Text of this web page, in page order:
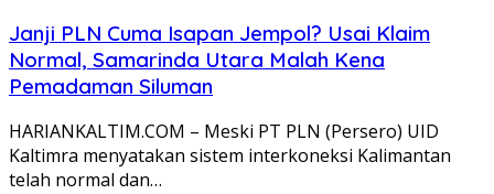
Janji PLN Cuma Isapan Jempol? Usai Klaim
Normal, Samarinda Utara Malah Kena
Pemadaman Siluman
HARIANKALTIM.COM – Meski PT PLN (Persero) UID
Kaltimra menyatakan sistem interkoneksi Kalimantan
telah normal dan…